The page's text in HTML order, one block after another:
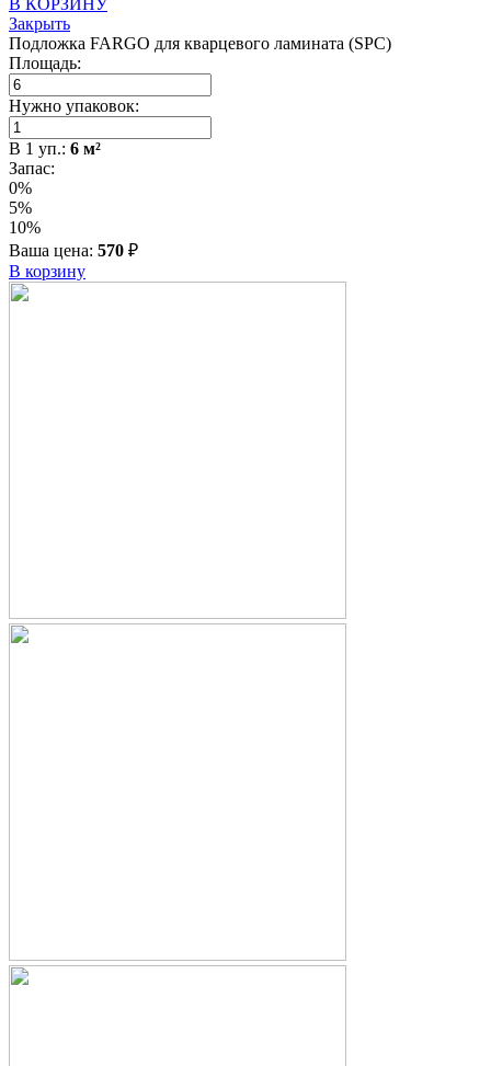
В КОРЗИНУ
Закрыть
Подложка FARGO для кварцевого ламината (SPC)
Площадь:
Нужно упаковок:
В 1 уп.: 6 м²
Запас:
0%
5%
10%
Ваша цена: 570 ₽
В корзину